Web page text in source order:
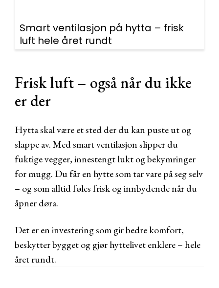
Smart ventilasjon på hytta – frisk
luft hele året rundt
Frisk luft – også når du ikke
er der
Hytta skal være et sted der du kan puste ut og
slappe av. Med smart ventilasjon slipper du
fuktige vegger, innestengt lukt og bekymringer
for mugg. Du får en hytte som tar vare på seg selv
– og som alltid føles frisk og innbydende når du
åpner døra.
Det er en investering som gir bedre komfort,
beskytter bygget og gjør hyttelivet enklere – hele
året rundt.